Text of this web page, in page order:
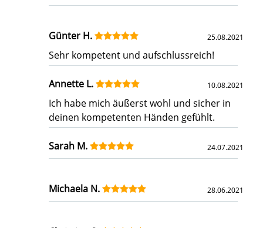
Günter H. 25.08.2021
Sehr kompetent und aufschlussreich!
Annette L. 10.08.2021
Ich habe mich äußerst wohl und sicher in
deinen kompetenten Händen gefühlt.
Sarah M. 24.07.2021
Michaela N. 28.06.2021